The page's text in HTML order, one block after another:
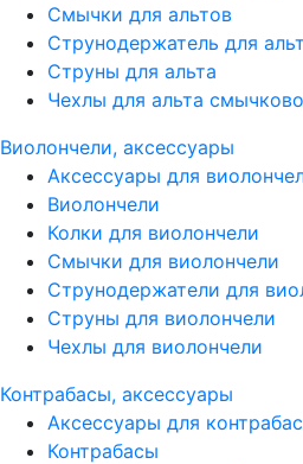
Смычки для альтов
Струнодержатель для
Струны для альта
Чехлы для альта
Виолончели, аксессуары
Аксессуары для
Виолончели
Колки для виолончели
Смычки для виолончели
Струнодержатели для
Струны для виолончели
Чехлы для виолончели
Контрабасы, аксессуары
Аксессуары для
Контрабасы